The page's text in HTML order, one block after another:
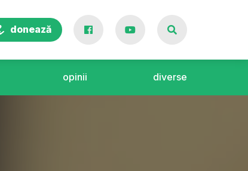
donează
opinii diverse